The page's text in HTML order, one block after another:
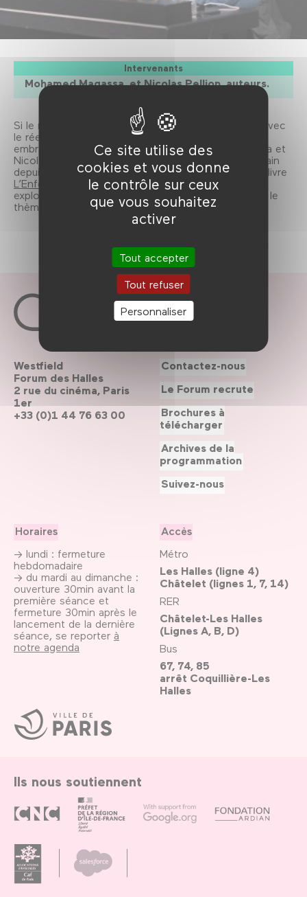
Ce site utilise des
cookies et vous donne
le contrôle sur ceux
que vous souhaitez
activer
Tout accepter
Tout refuser
Personnaliser
Intervenants
Mohamed Magassa, et Nicolas Pellion, auteurs.
Si le rap est toujours une affaire ambigüe de rimes avec
le réel, celui des années 2010 a, plus que jamais,
embrassé la fiction. C’est ce que Mohamed Magassa et
Nicolas Pellion, qui sondent ensemble le rap américain
depuis plus d’une décennie, font apparaître dans le livre
L’Enfer sur Terre – Une décennie de rap-fiction
explorent durant cette séance notamment axée sur le
thème de la prison.
Ville
de
Paris
Westfield
Forum des Halles
2 rue du cinéma, Paris
1er
+33 (0)1 44 76 63 00
Horaires
→ lundi : fermeture
hebdomadaire
→ du mardi au dimanche :
ouverture 30min avant la
première séance et
fermeture 30min après le
lancement de la dernière
séance, se reporter à
notre agenda
Accès
Métro
Les Halles (ligne 4)
Châtelet (lignes 1, 7, 14)
RER
Châtelet-Les Halles
(Lignes A, B, D)
Bus
67, 74, 85
arrêt Coquillière-Les
Halles
Contactez-nous
Le Forum recrute
Brochures à
télécharger
Archives de la
programmation
Suivez-nous
Ils nous soutiennent